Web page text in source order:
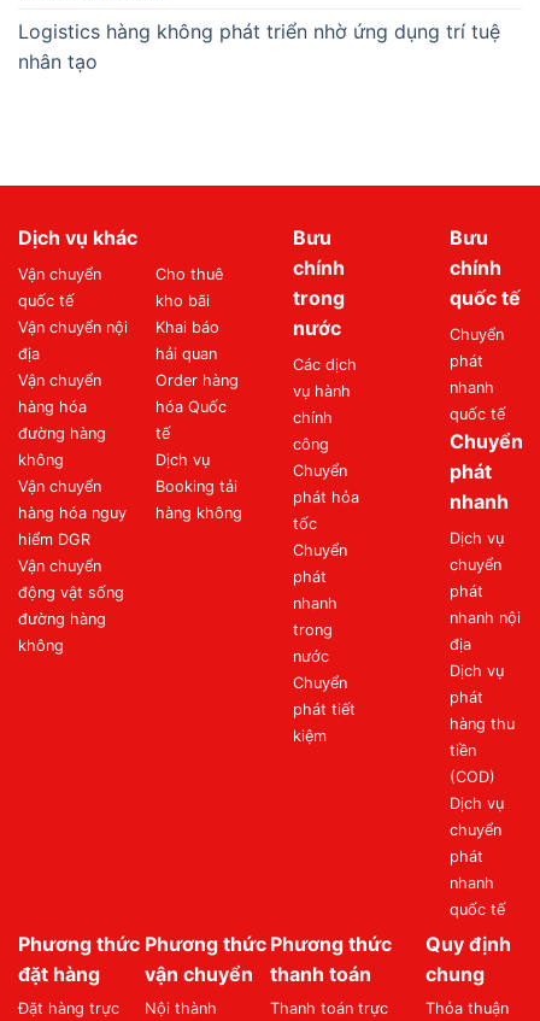
Logistics hàng không phát triển nhờ ứng dụng trí tuệ
nhân tạo
Dịch vụ khác
Vận chuyển
quốc tế
Vận chuyển nội
địa
Vận chuyển
hàng hóa
đường hàng
không
Vận chuyển
hàng hóa nguy
hiểm DGR
Vận chuyển
động vật sống
đường hàng
không
Cho thuê
kho bãi
Khai báo
hải quan
Order hàng
hóa Quốc
tế
Dịch vụ
Booking tải
hàng không
Bưu
chính
trong
nước
Các dịch
vụ hành
chính
công
Chuyển
phát hỏa
tốc
Chuyển
phát
nhanh
trong
nước
Chuyển
phát tiết
kiệm
Bưu
chính
quốc tế
Chuyển
phát
nhanh
quốc tế
Chuyển
phát
nhanh
Dịch vụ
chuyển
phát
nhanh nội
địa
Dịch vụ
phát
hàng thu
tiền
(COD)
Dịch vụ
chuyển
phát
nhanh
quốc tế
Phương thức
đặt hàng
Đặt hàng trực
Phương thức
vận chuyển
Nội thành
Phương thức
thanh toán
Thanh toán trực
Quy định
chung
Thỏa thuận